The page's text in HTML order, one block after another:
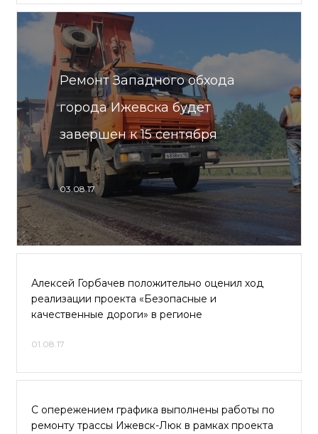
Ремонт Западного обхода
города Ижевска будет
завершен к 15 сентября
03.08.17
Алексей Горбачев положительно оценил ход
реализации проекта «Безопасные и
качественные дороги» в регионе
01.08.17
С опережением графика выполнены работы по
ремонту трассы Ижевск-Люк в рамках проекта